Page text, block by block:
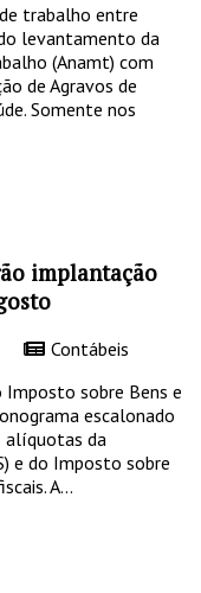
trabalho entre
levantamento da
(Anamt) com
de Agravos de
Somente nos
implantação
Contábeis
Imposto sobre Bens e
escalonado
alíquotas da
e do Imposto sobre
A...